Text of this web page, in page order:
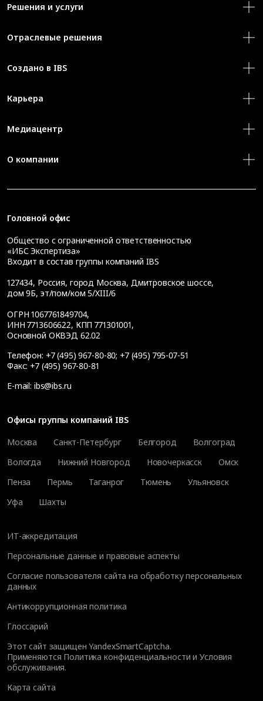
Решения и услуги
Отраслевые решения
Создано в IBS
Карьера
Медиацентр
О компании
Головной офис
Общество с ограниченной ответственностью
«ИБС Экспертиза»
Входит в состав группы компаний IBS
127434, Россия, город Москва, Дмитровское шоссе,
дом 9Б, эт/пом/ком 5/XIII/6
ОГРН 1067761849704,
ИНН 7713606622, КПП 771301001,
Основной ОКВЭД 62.02
Телефон: +7 (495) 967-80-80; +7 (495) 795-07-51
Факс: +7 (495) 967-80-81
E-mail: ibs@ibs.ru
Офисы группы компаний IBS
Москва
Санкт-Петербург Белгород
Волгоград
Вологда
Нижний Новгород Новочеркасск
Омск
Пенза
Пермь Таганрог Тюмень
Ульяновск
Уфа
Шахты
ИТ-аккредитация
Персональные данные и правовые аспекты
Согласие пользователя сайта на обработку персональных
данных
Антикоррупционная политика
Глоссарий
Этот сайт защищен YandexSmartCaptcha.
Применяются Политика конфиденциальности иУсловия
обслуживания.
Карта сайта